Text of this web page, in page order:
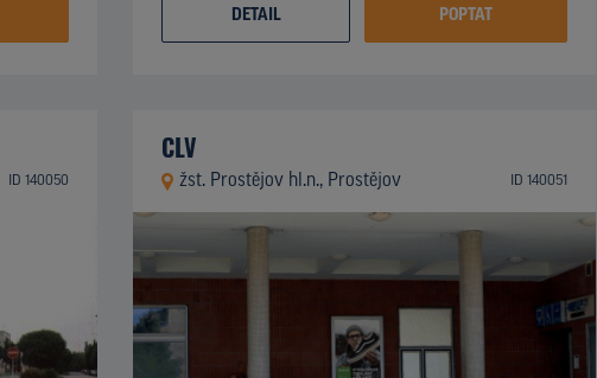
DETAIL POPTAT
ID 140050
CLV
žst. Prostějov hl.n., Prostějov ID 140051